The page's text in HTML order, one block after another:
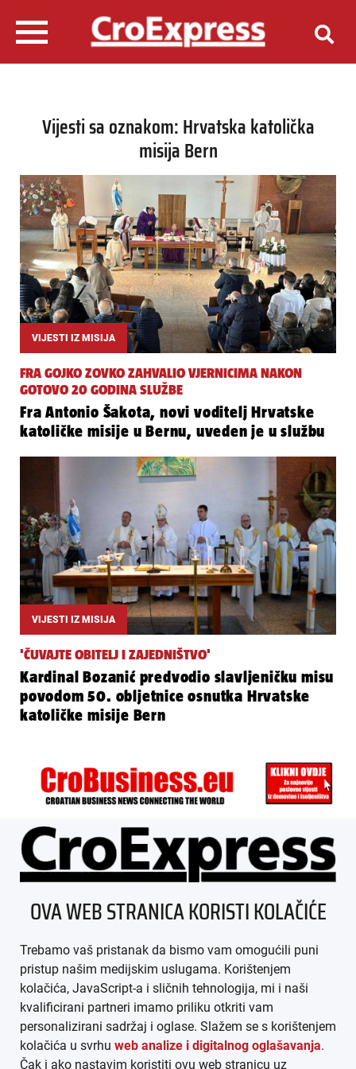
Vijesti sa oznakom: Hrvatska katolička
misija Bern
VIJESTI IZ MISIJA
FRA GOJKO ZOVKO ZAHVALIO VJERNICIMA NAKON
GOTOVO 20 GODINA SLUŽBE
Fra Antonio Šakota, novi voditelj Hrvatske
katoličke misije u Bernu, uveden je u službu
VIJESTI IZ MISIJA
'ČUVAJTE OBITELJ I ZAJEDNIŠTVO'
Kardinal Bozanić predvodio slavljeničku misu
povodom 50. obljetnice osnutka Hrvatske
katoličke misije Bern
ÜBER UNS
IMPRESSUM
AGB
DATENSCHUTZ
MEDIADATEN
OVA WEB STRANICA KORISTI KOLAČIĆE
Trebamo vaš pristanak da bismo vam omogućili puni
pristup našim medijskim uslugama. Korištenjem
kolačića, JavaScript-a i sličnih tehnologija, mi i naši
kvalificirani partneri imamo priliku otkriti vam
personalizirani sadržaj i oglase. Slažem se s korištenjem
kolačića u svrhu web analize i digitalnog oglašavanja.
Čak i ako nastavim koristiti ovu web stranicu uz